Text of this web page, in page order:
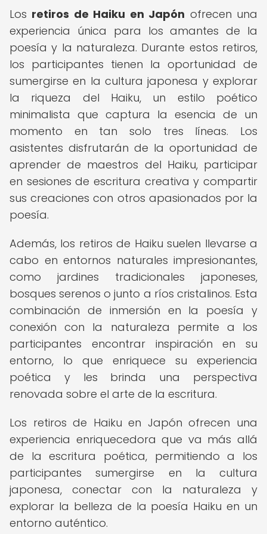
Los retiros de Haiku en Japón ofrecen una
experiencia única para los amantes de la
poesía y la naturaleza. Durante estos retiros,
los participantes tienen la oportunidad de
sumergirse en la cultura japonesa y explorar
la riqueza del Haiku, un estilo poético
minimalista que captura la esencia de un
momento en tan solo tres líneas. Los
asistentes disfrutarán de la oportunidad de
aprender de maestros del Haiku, participar
en sesiones de escritura creativa y compartir
sus creaciones con otros apasionados por la
poesía.
Además, los retiros de Haiku suelen llevarse a
cabo en entornos naturales impresionantes,
como jardines tradicionales japoneses,
bosques serenos o junto a ríos cristalinos. Esta
combinación de inmersión en la poesía y
conexión con la naturaleza permite a los
participantes encontrar inspiración en su
entorno, lo que enriquece su experiencia
poética y les brinda una perspectiva
renovada sobre el arte de la escritura.
Los retiros de Haiku en Japón ofrecen una
experiencia enriquecedora que va más allá
de la escritura poética, permitiendo a los
participantes sumergirse en la cultura
japonesa, conectar con la naturaleza y
explorar la belleza de la poesía Haiku en un
entorno auténtico.